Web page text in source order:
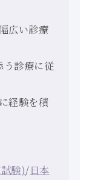
広い診療
う診療に従
経験を積
験)/日本